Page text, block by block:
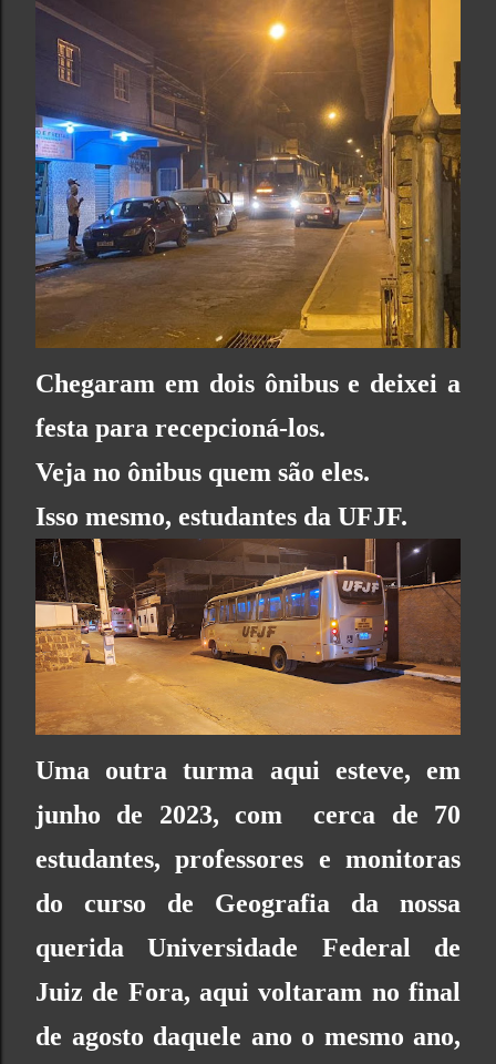
Chegaram em dois ônibus e deixei a
festa para recepcioná-los.
Veja no ônibus quem são eles.
Isso mesmo, estudantes da UFJF.
Uma outra turma aqui esteve, em
junho de 2023, com cerca de 70
estudantes, professores e monitoras
do curso de Geografia da nossa
querida Universidade Federal de
Juiz de Fora, aqui voltaram no final
de agosto daquele ano o mesmo ano,